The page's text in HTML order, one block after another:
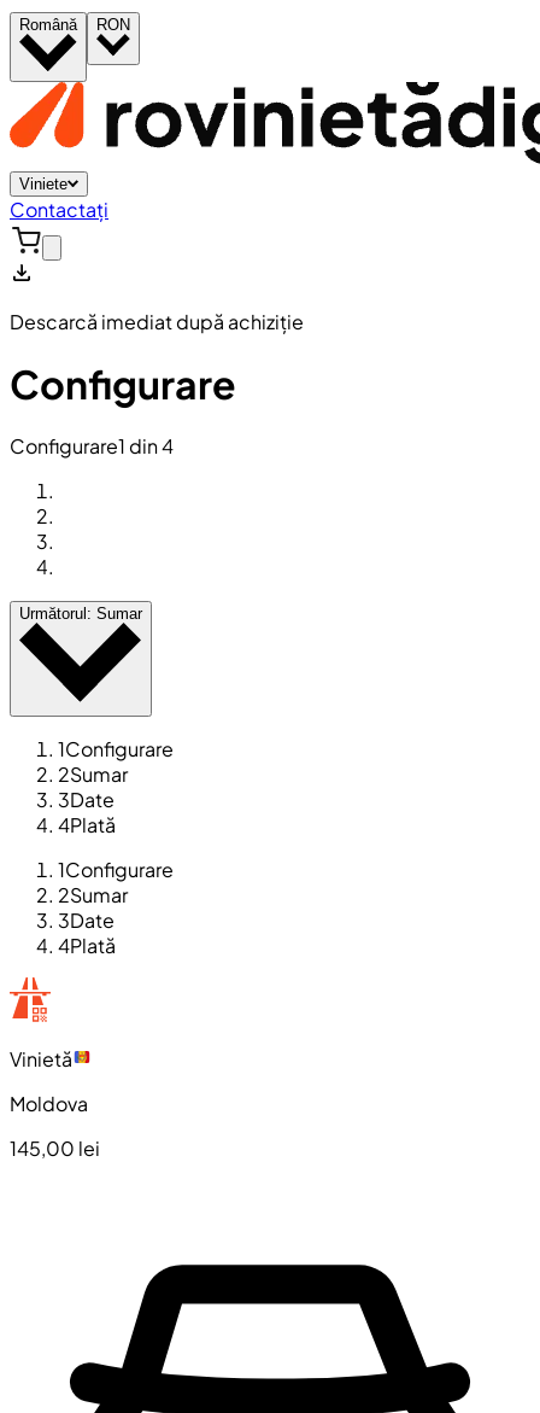
Română RON
Viniete
Contactați
Descarcă imediat după achiziție
Configurare
Configurare1 din 4
Următorul: Sumar
1Configurare
2Sumar
3Date
4Plată
1Configurare
2Sumar
3Date
4Plată
Vinietă
Moldova
145,00 lei